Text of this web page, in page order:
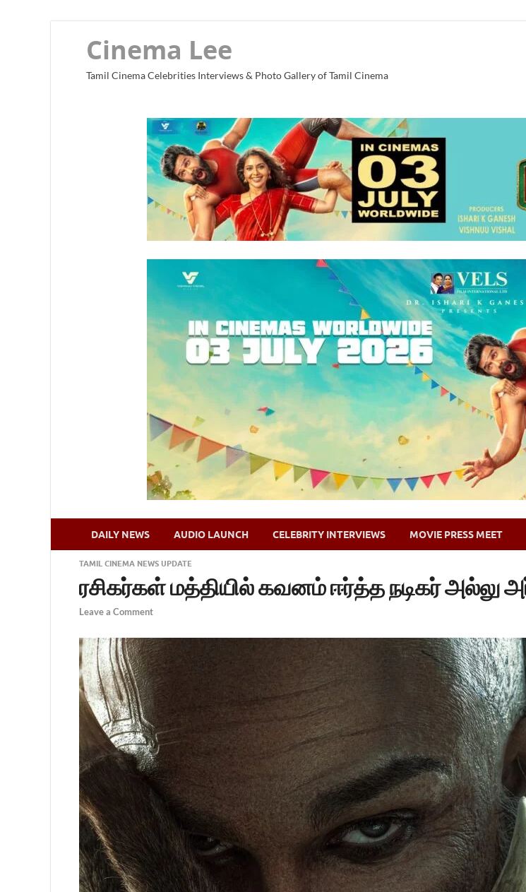
Cinema Lee
Tamil Cinema Celebrities Interviews & Photo Gallery of Tamil Cinema
DAILY NEWS AUDIO LAUNCH CELEBRITY INTERVIEWS MOVIE PRESS MEET
TAMIL CINEMA NEWS UPDATE
ரசிகர்கள் மத்தியில் கவனம் ஈர்த்த நடிகர் அல்லு
Leave a Comment